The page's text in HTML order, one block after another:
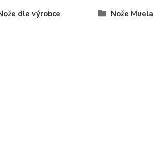
dle výrobce Nože Muela